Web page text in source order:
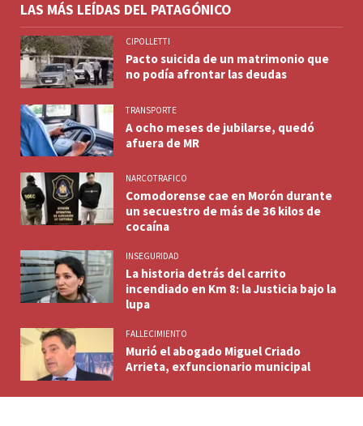
LAS MÁS LEÍDAS DEL PATAGÓNICO
CIPOLLETTI
Pacto suicida de un matrimonio que
no podía afrontar las deudas
TRANSPORTE
A ocho meses de jubilarse, quedó
afuera de MR
NARCOTRAFICO
Comodorense cae en Morón durante
un secuestro de más de 36 kilos de
cocaína
INSEGURIDAD
La historia detrás del carrito
incendiado en Km 8: la Justicia bajo la
lupa
FALLECIMIENTO
Murió el abogado Miguel Criado
Arrieta, exfuncionario municipal